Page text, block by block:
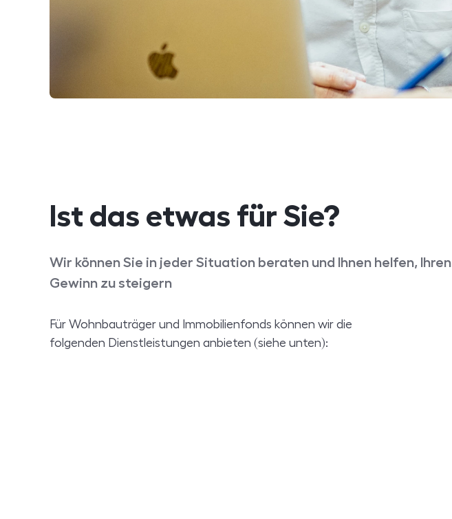
Ist das etwas für Sie?
Wir können Sie in jeder Situation beraten und Ihnen helfen, Ihren
Gewinn zu steigern
Für Wohnbauträger und Immobilienfonds können wir die
folgenden Dienstleistungen anbieten (siehe unten):